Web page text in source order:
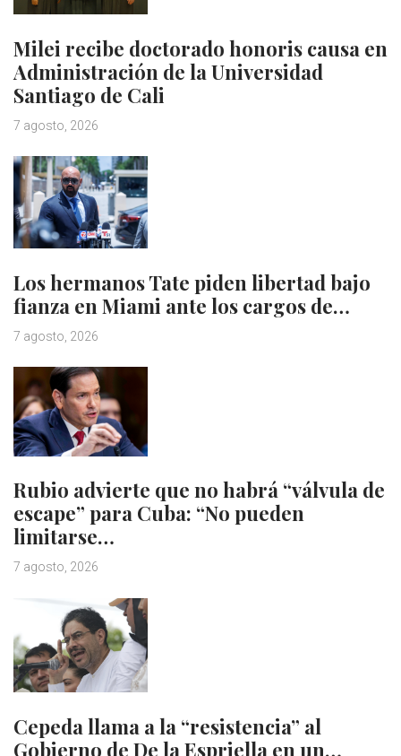
Milei recibe doctorado honoris causa en
Administración de la Universidad
Santiago de Cali
7 agosto, 2026
Los hermanos Tate piden libertad bajo
fianza en Miami ante los cargos de…
7 agosto, 2026
Rubio advierte que no habrá “válvula de
escape” para Cuba: “No pueden
limitarse…
7 agosto, 2026
Cepeda llama a la “resistencia” al
Gobierno de De la Espriella en un…